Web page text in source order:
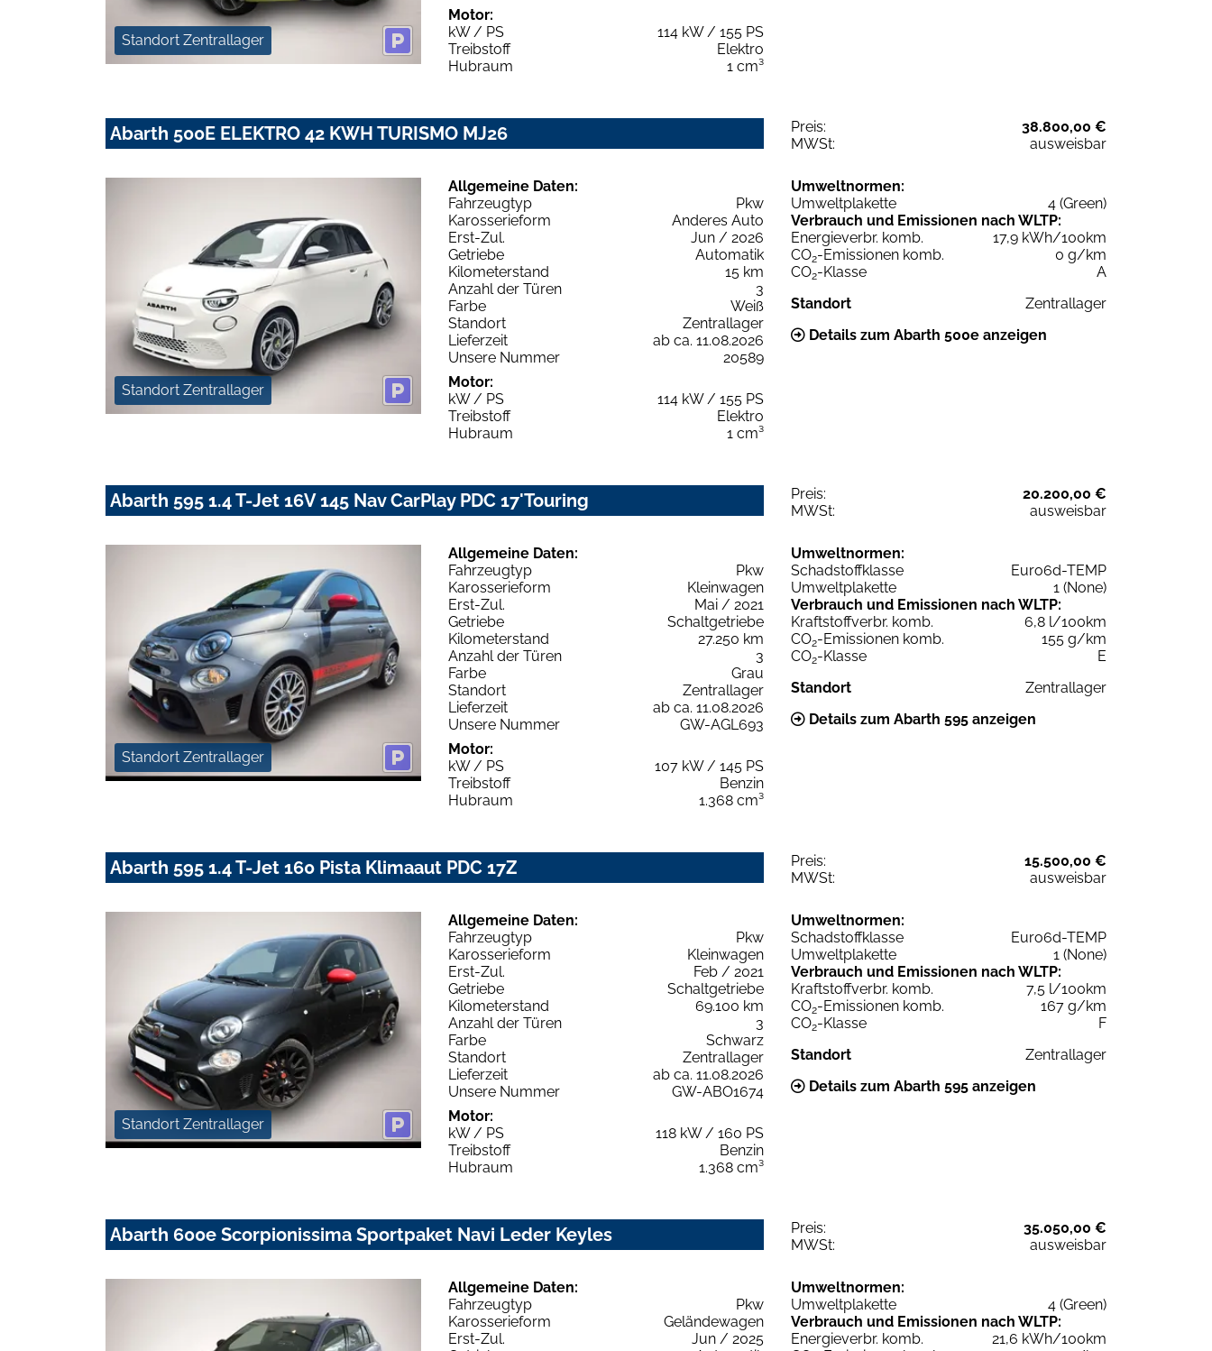
Standort Zentrallager
Motor:
kW / PS
114 kW / 155 PS
Treibstoff
Elektro
Hubraum
1 cm³
Abarth 500E ELEKTRO 42 KWH TURISMO MJ26 Preis:
38.800,00 €
MWSt:
ausweisbar
Standort Zentrallager
Allgemeine Daten:
Fahrzeugtyp
Pkw
Karosserieform
Anderes Auto
Erst-Zul.
Jun / 2026
Getriebe
Automatik
Kilometerstand
15 km
Anzahl der Türen
3
Farbe
Weiß
Standort
Zentrallager
Lieferzeit
ab ca. 11.08.2026
Unsere Nummer
20589
Motor:
kW / PS
114 kW / 155 PS
Treibstoff
Elektro
Hubraum
1 cm³
Umweltnormen:
Umweltplakette
4 (Green)
Verbrauch und Emissionen nach WLTP:
Energieverbr. komb.
17,9 kWh/100km
CO2-Emissionen komb.
0 g/km
CO2-Klasse
A
Standort
Zentrallager
Details zum Abarth 500e anzeigen
Abarth 595 1.4 T-Jet 16V 145 Nav CarPlay PDC 17'Touring Preis:
20.200,00 €
MWSt:
ausweisbar
Standort Zentrallager
Allgemeine Daten:
Fahrzeugtyp
Pkw
Karosserieform
Kleinwagen
Erst-Zul.
Mai / 2021
Getriebe
Schaltgetriebe
Kilometerstand
27.250 km
Anzahl der Türen
3
Farbe
Grau
Standort
Zentrallager
Lieferzeit
ab ca. 11.08.2026
Unsere Nummer
GW-AGL693
Motor:
kW / PS
107 kW / 145 PS
Treibstoff
Benzin
Hubraum
1.368 cm³
Umweltnormen:
Schadstoffklasse
Euro6d-TEMP
Umweltplakette
1 (None)
Verbrauch und Emissionen nach WLTP:
Kraftstoffverbr. komb.
6,8 l/100km
CO2-Emissionen komb.
155 g/km
CO2-Klasse
E
Standort
Zentrallager
Details zum Abarth 595 anzeigen
Abarth 595 1.4 T-Jet 160 Pista Klimaaut PDC 17Z Preis:
15.500,00 €
MWSt:
ausweisbar
Standort Zentrallager
Allgemeine Daten:
Fahrzeugtyp
Pkw
Karosserieform
Kleinwagen
Erst-Zul.
Feb / 2021
Getriebe
Schaltgetriebe
Kilometerstand
69.100 km
Anzahl der Türen
3
Farbe
Schwarz
Standort
Zentrallager
Lieferzeit
ab ca. 11.08.2026
Unsere Nummer
GW-ABO1674
Motor:
kW / PS
118 kW / 160 PS
Treibstoff
Benzin
Hubraum
1.368 cm³
Umweltnormen:
Schadstoffklasse
Euro6d-TEMP
Umweltplakette
1 (None)
Verbrauch und Emissionen nach WLTP:
Kraftstoffverbr. komb.
7,5 l/100km
CO2-Emissionen komb.
167 g/km
CO2-Klasse
F
Standort
Zentrallager
Details zum Abarth 595 anzeigen
Abarth 600e Scorpionissima Sportpaket Navi Leder Keyles Preis:
35.050,00 €
MWSt:
ausweisbar
Allgemeine Daten:
Fahrzeugtyp
Pkw
Karosserieform
Geländewagen
Erst-Zul.
Jun / 2025
Umweltnormen:
Umweltplakette
4 (Green)
Verbrauch und Emissionen nach WLTP:
Energieverbr. komb.
21,6 kWh/100km